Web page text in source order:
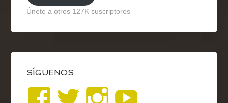
Únete a otros 127K suscriptores
SÍGUENOS
VerVerVer